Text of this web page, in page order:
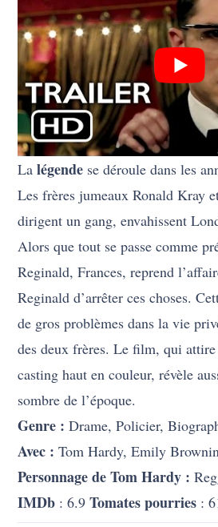
Lalégende se déroule dans les
Les frères jumeaux Ronald Kray
dirigent un gang, envahissent
Alors que tout se passe comme
Reginald, Frances, reprend
Reginald d’arrêter ces choses.
de gros problèmes dans la vie
des deux frères. Le film, qui
casting haut en couleur, révèle
sombre de l’époque.
Genre : Drame, Policier,
Avec : Tom Hardy, Emily
Personnage de Tom Hardy :
IMDb : 6.9Tomates pourries :